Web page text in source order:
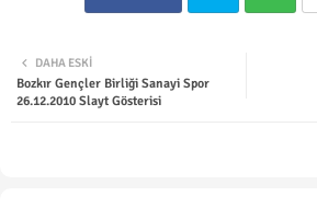
ter
DAHA ESKI
Bozkır Gençler Birliği Sanayi Spor
26.12.2010 Slayt Gösterisi